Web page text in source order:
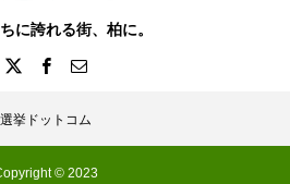
に誇れる街、柏に。
選挙ドットコム
© 2023